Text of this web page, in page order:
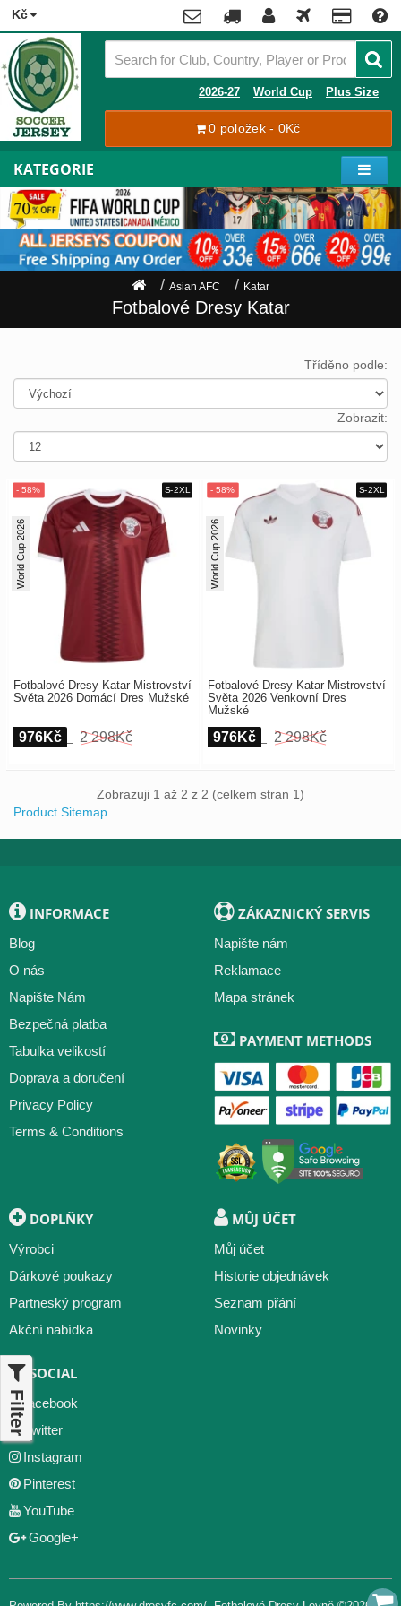
Kč
Contact
Tracking
Můj
účet
Zaregistrovat
se
Payment
Nákupní
Objednat
2026-27 World Cup Plus Size
0 položek - 0Kč
x
KATEGORIE
Premier
League
La
Liga
Bundesliga
Serie
A
Ligue
1
2026
Europe
UEFA
CONMEBOL
Other
Teams
Retro
Dětské
Dámské
Asian AFC Katar
Fotbalové Dresy Katar
Filter
Tříděno podle:
Zobrazit:
Fotbalové Dresy Katar Mistrovství
Světa 2026 Domácí Dres Mužské
World Cup 2026
976Kč 2 298Kč
Fotbalové Dresy Katar Mistrovství
Světa 2026 Venkovní Dres
Mužské
World Cup 2026
976Kč 2 298Kč
Zobrazuji 1 až 2 z 2 (celkem stran 1)
Product Sitemap
INFORMACE
Blog
O nás
Napište Nám
Bezpečná platba
Tabulka velikostí
Doprava a doručení
Privacy Policy
Terms & Conditions
ZÁKAZNICKÝ SERVIS
Napište nám
Reklamace
Mapa stránek
PAYMENT METHODS
DOPLŇKY
Výrobci
Dárkové poukazy
Partneský program
Akční nabídka
MŮJ ÚČET
Můj účet
Historie objednávek
Seznam přání
Novinky
SOCIAL
Facebook
Twitter
Instagram
Pinterest
YouTube
Google+